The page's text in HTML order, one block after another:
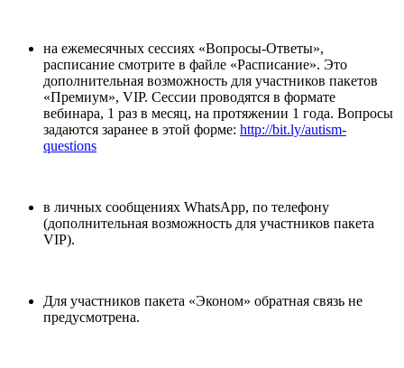
на ежемесячных сессиях «Вопросы-Ответы»,
расписание смотрите в файле «Расписание». Это
дополнительная возможность для участников пакетов
«Премиум», VIP. Сессии проводятся в формате
вебинара, 1 раз в месяц, на протяжении 1 года. Вопросы
задаются заранее в этой форме: http://bit.ly/autism-
questions
в личных сообщениях WhatsApp, по телефону
(дополнительная возможность для участников пакета
VIP).
Для участников пакета «Эконом» обратная связь не
предусмотрена.